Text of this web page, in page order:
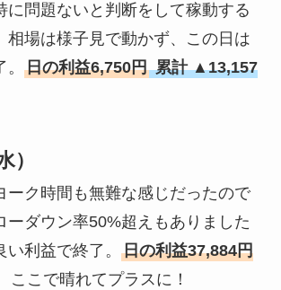
に問題ないと判断をして稼動する
相場は様子見で動かず、この日は
日の利益6,750円 累計 ▲13,157
）
ーク時間も無難な感じだったので
ーダウン率50%超えもありました
利益で終了。
日の利益37,884円
こで晴れてプラスに！